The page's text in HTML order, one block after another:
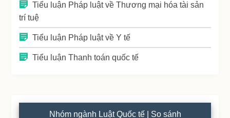
Tiểu luận Pháp luật về Thương mại hóa tài sản
trí tuệ
Tiểu luận Pháp luật về Y tế
Tiểu luận Thanh toán quốc tế
Nhóm ngành Luật Quốc tế | So sánh